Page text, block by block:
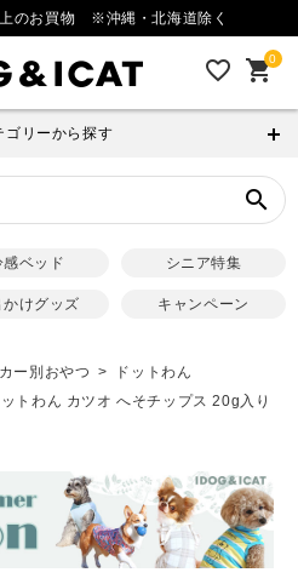
のお買物 ※沖縄・北海道除く
favorite_outline 0
shopping_cart
ゴリーから探す
search
感ベッド シニア特集
かけグッズ キャンペーン
ー別おやつ
ドットわん
トわん カツオ へそチップス 20g入り